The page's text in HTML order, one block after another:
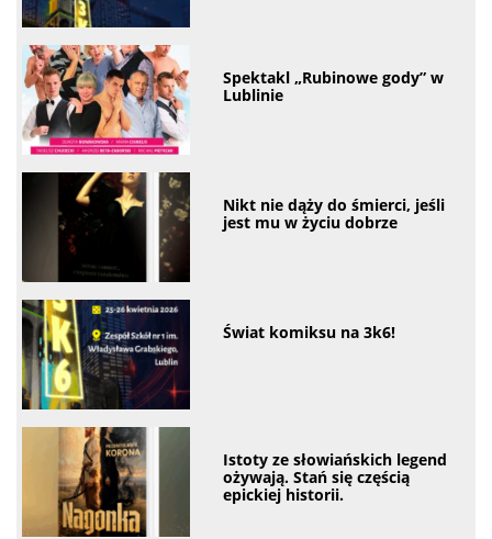
Spektakl „Rubinowe gody” w
Lublinie
Nikt nie dąży do śmierci, jeśli
jest mu w życiu dobrze
Świat komiksu na 3k6!
Istoty ze słowiańskich legend
ożywają. Stań się częścią
epickiej historii.